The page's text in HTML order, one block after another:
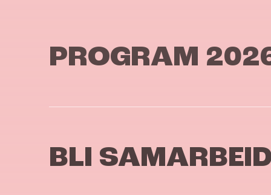
PROGRAM
BLI